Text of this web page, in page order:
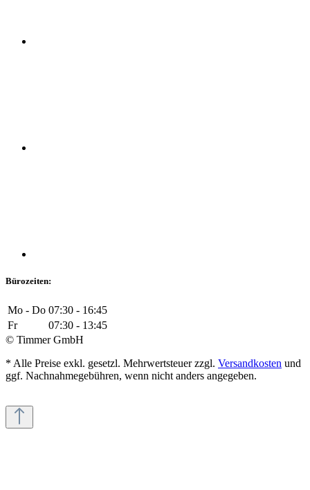
Bürozeiten:
Mo - Do 07:30 - 16:45
Fr
07:30 - 13:45
© Timmer GmbH
* Alle Preise exkl. gesetzl. Mehrwertsteuer zzgl. Versandkosten und
ggf. Nachnahmegebühren, wenn nicht anders angegeben.